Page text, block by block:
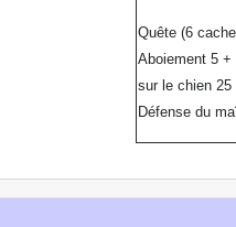
Quête (6
Aboiement 5 +
sur le chien
Défense du